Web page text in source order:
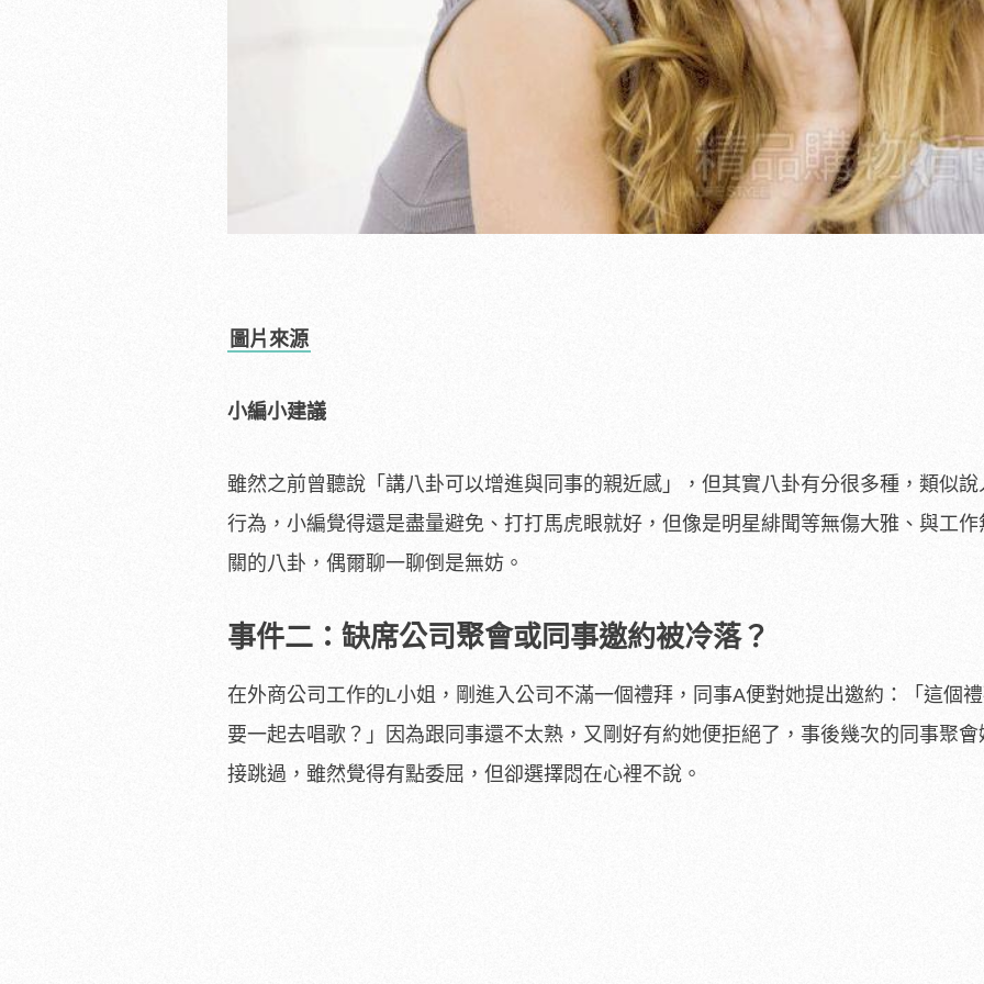
圖片來源
小編小建議
雖然之前曾聽說「講八卦可以增進與同事的親近感」，但其實八卦有分很多種，類似說
行為，小編覺得還是盡量避免、打打馬虎眼就好，但像是明星緋聞等無傷大雅、與工作
關的八卦，偶爾聊一聊倒是無妨。
事件二：缺席公司聚會或同事邀約被冷落？
在外商公司工作的L小姐，剛進入公司不滿一個禮拜，同事A便對她提出邀約：「這個
要一起去唱歌？」因為跟同事還不太熟，又剛好有約她便拒絕了，事後幾次的同事聚會
接跳過，雖然覺得有點委屈，但卻選擇悶在心裡不說。